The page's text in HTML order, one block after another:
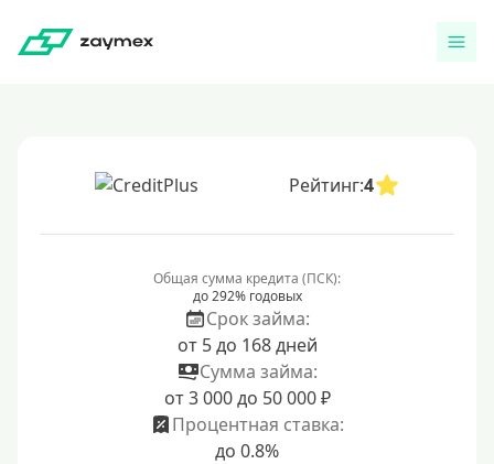
Рейтинг:4
Общая сумма кредита (ПСК):
до 292% годовых
Срок займа:
от 5 до 168 дней
Сумма займа:
от 3 000 до 50 000 ₽
Процентная ставка:
до 0.8%